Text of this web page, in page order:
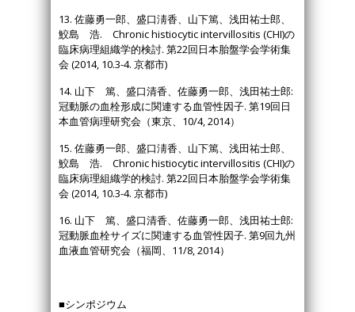
13. 佐藤勇一郎、盛口淸香、山下篤、浅田祐士郎、
鮫島 浩. Chronic histiocytic intervillositis (CHI)の
臨床病理組織学的検討. 第22回日本胎盤学会学術集
会 (2014, 10.3-4. 京都市)
14. 山下 篤、盛口清香、佐藤勇一郎、浅田祐士郎:
冠動脈の血栓形成に関連する血管性因子. 第19回日
本血管病理研究会（東京、10/4, 2014）
15. 佐藤勇一郎、盛口淸香、山下篤、浅田祐士郎、
鮫島 浩. Chronic histiocytic intervillositis (CHI)の
臨床病理組織学的検討. 第22回日本胎盤学会学術集
会 (2014, 10.3-4. 京都市)
16. 山下 篤、盛口清香、佐藤勇一郎、浅田祐士郎:
冠動脈血栓サイズに関連する血管性因子. 第9回九州
血液血管研究会（福岡、11/8, 2014）
■シンポジウム